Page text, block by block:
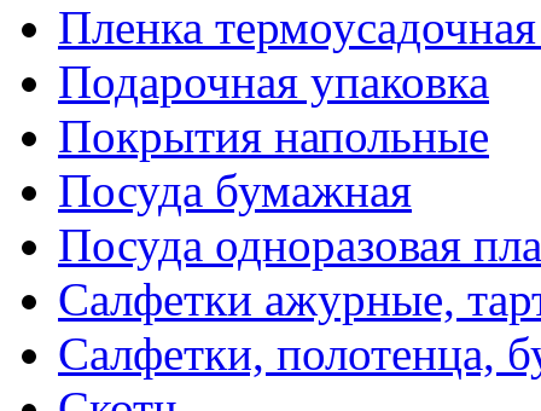
Пленка
Подарочная упаковка
Покрытия напольные
Посуда бумажная
Посуда одноразовая
Салфетки ажурные,
Салфетки, полотенца,